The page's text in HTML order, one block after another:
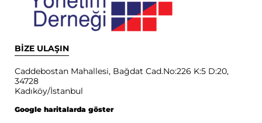
BİZE ULAŞIN
Caddebostan Mahallesi, Bağdat Cad.No:226 K:5 D:20,
34728
Kadıköy/İstanbul
Google haritalarda göster